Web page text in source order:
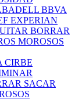
BBVA
EXPERIAN
BORRAR
MOROSOS
CIRBE
SACAR